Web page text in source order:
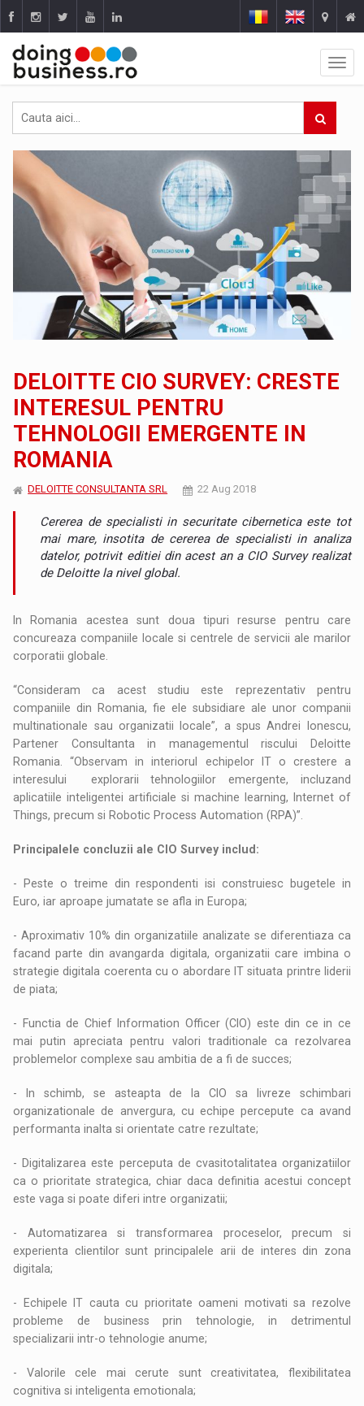
DELOITTE CIO SURVEY: CRESTE
INTERESUL PENTRU
TEHNOLOGII EMERGENTE IN
ROMANIA
DELOITTE CONSULTANTA SRL 22 Aug 2018
Cererea de specialisti in securitate cibernetica este tot
mai mare, insotita de cererea de specialisti in analiza
datelor, potrivit editiei din acest an a CIO Survey realizat
de Deloitte la nivel global.
In Romania acestea sunt doua tipuri resurse pentru care
concureaza companiile locale si centrele de servicii ale marilor
corporatii globale.
“Consideram ca acest studiu este reprezentativ pentru
companiile din Romania, fie ele subsidiare ale unor companii
multinationale sau organizatii locale”, a spus Andrei Ionescu,
Partener Consultanta in managementul riscului Deloitte
Romania. “Observam in interiorul echipelor IT o crestere a
interesului explorarii tehnologiilor emergente, incluzand
aplicatiile inteligentei artificiale si machine learning, Internet of
Things, precum si Robotic Process Automation (RPA)”.
Principalele concluzii ale CIO Survey includ:
- Peste o treime din respondenti isi construiesc bugetele in
Euro, iar aproape jumatate se afla in Europa;
- Aproximativ 10% din organizatiile analizate se diferentiaza ca
facand parte din avangarda digitala, organizatii care imbina o
strategie digitala coerenta cu o abordare IT situata printre liderii
de piata;
- Functia de Chief Information Officer (CIO) este din ce in ce
mai putin apreciata pentru valori traditionale ca rezolvarea
problemelor complexe sau ambitia de a fi de succes;
- In schimb, se asteapta de la CIO sa livreze schimbari
organizationale de anvergura, cu echipe percepute ca avand
performanta inalta si orientate catre rezultate;
- Digitalizarea este perceputa de cvasitotalitatea organizatiilor
ca o prioritate strategica, chiar daca definitia acestui concept
este vaga si poate diferi intre organizatii;
- Automatizarea si transformarea proceselor, precum si
experienta clientilor sunt principalele arii de interes din zona
digitala;
- Echipele IT cauta cu prioritate oameni motivati sa rezolve
probleme de business prin tehnologie, in detrimentul
specializarii intr-o tehnologie anume;
- Valorile cele mai cerute sunt creativitatea, flexibilitatea
cognitiva si inteligenta emotionala;